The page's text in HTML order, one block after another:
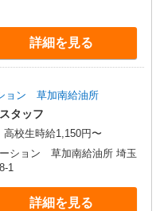
詳細を見る
ョン 草加南給油所
タッフ
校生時給1,150円〜
ション 草加南給油所 埼玉
1
詳細を見る